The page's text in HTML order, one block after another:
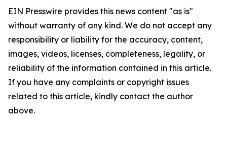
EIN Presswire provides this news content "as is"
without warranty of any kind. We do not accept any
responsibility or liability for the accuracy, content,
images, videos, licenses, completeness, legality, or
reliability of the information contained in this article.
If you have any complaints or copyright issues
related to this article, kindly contact the author
above.